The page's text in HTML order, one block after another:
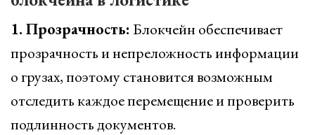
1. Прозрачность: Блокчейн обеспечивает
прозрачность и непреложность информации
о грузах, поэтому становится возможным
отследить каждое перемещение и проверить
подлинность документов.